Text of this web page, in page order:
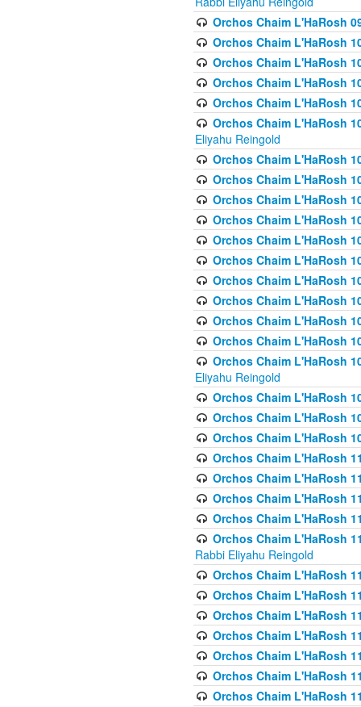
Orchos Chaim L'HaRosh
Orchos Chaim L'HaRosh
Orchos Chaim L'HaRosh
Orchos Chaim L'HaRosh
Orchos Chaim L'HaRosh
Orchos Chaim L'HaRosh
Eliyahu Reingold
Orchos Chaim L'HaRosh
Orchos Chaim L'HaRosh
Orchos Chaim L'HaRosh
Orchos Chaim L'HaRosh
Orchos Chaim L'HaRosh
Orchos Chaim L'HaRosh
Orchos Chaim L'HaRosh
Orchos Chaim L'HaRosh
Orchos Chaim L'HaRosh
Orchos Chaim L'HaRosh
Orchos Chaim L'HaRosh
Eliyahu Reingold
Orchos Chaim L'HaRosh
Orchos Chaim L'HaRosh
Orchos Chaim L'HaRosh
Orchos Chaim L'HaRosh
Orchos Chaim L'HaRosh
Orchos Chaim L'HaRosh
Orchos Chaim L'HaRosh
Orchos Chaim L'HaRosh
Rabbi Eliyahu Reingold
Orchos Chaim L'HaRosh
Orchos Chaim L'HaRosh
Orchos Chaim L'HaRosh
Orchos Chaim L'HaRosh
Orchos Chaim L'HaRosh
Orchos Chaim L'HaRosh
Orchos Chaim L'HaRosh